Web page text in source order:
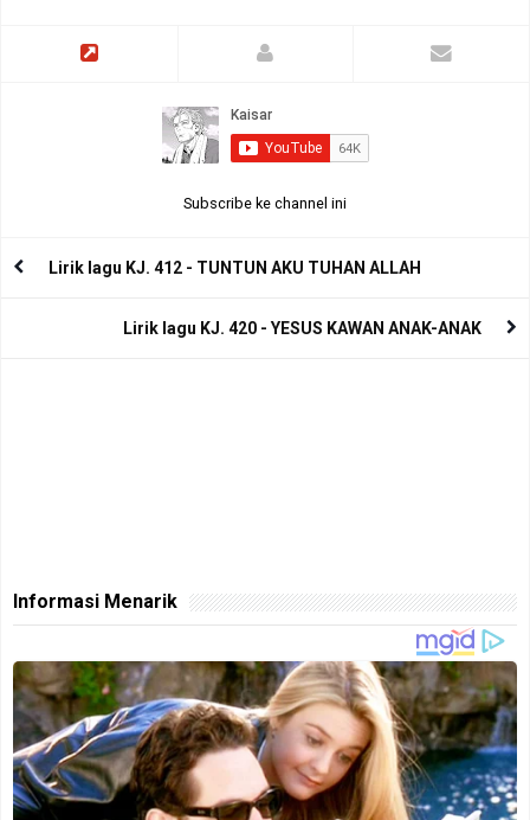
Subscribe ke channel ini
Lirik lagu KJ. 412 - TUNTUN AKU TUHAN ALLAH
Lirik lagu KJ. 420 - YESUS KAWAN ANAK-ANAK
Informasi Menarik